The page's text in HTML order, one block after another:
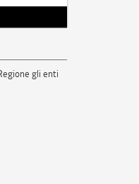
gli enti